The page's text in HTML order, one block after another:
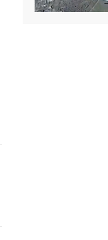
заявление о
завершении СВО